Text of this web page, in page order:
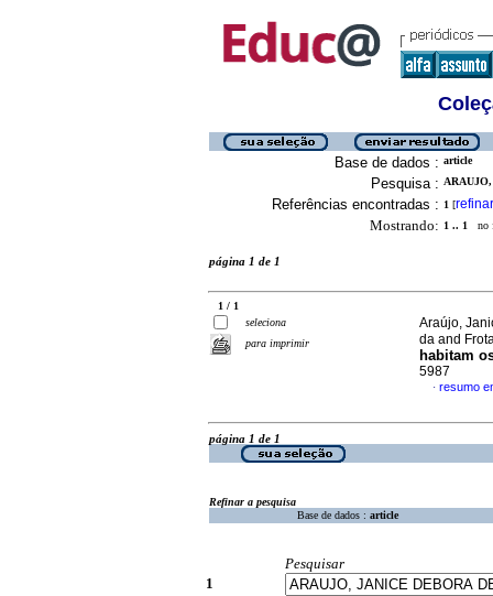
Base de dados : article
Pesquisa :
Referências encontradas : 1 [refinar
Mostrando: 1 .. 1 no
página 1 de 1
1 / 1
seleciona
para imprimir
Araújo,
da and
habitam
5987
· resumo
página 1 de 1
Refinar a pesquisa
Base de dados : article
Pesquisar
1